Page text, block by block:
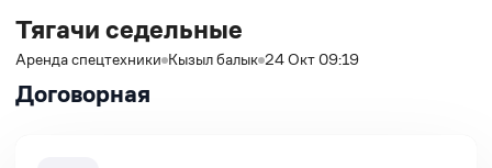
Тягачи седельные
Аренда спецтехники Кызыл балык 24 Окт 09:19
Договорная